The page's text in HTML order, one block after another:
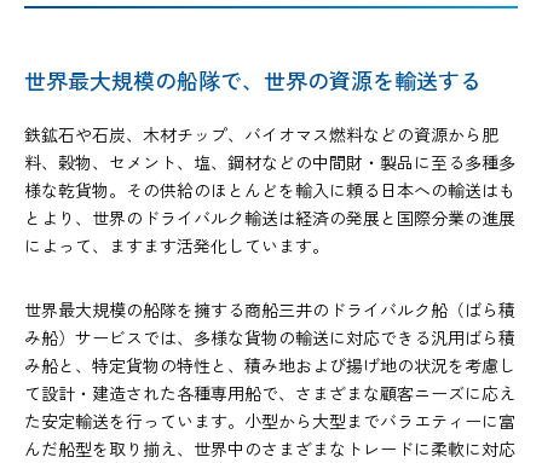
世界最大規模の船隊で、世界の資源を輸送する
鉄鉱石や石炭、木材チップ、バイオマス燃料などの資源から肥
料、穀物、セメント、塩、鋼材などの中間財・製品に至る多種多
様な乾貨物。その供給のほとんどを輸入に頼る日本への輸送はも
とより、世界のドライバルク輸送は経済の発展と国際分業の進展
によって、ますます活発化しています。
世界最大規模の船隊を擁する商船三井のドライバルク船（ばら積
み船）サービスでは、多様な貨物の輸送に対応できる汎用ばら積
み船と、特定貨物の特性と、積み地および揚げ地の状況を考慮し
て設計・建造された各種専用船で、さまざまな顧客ニーズに応え
た安定輸送を行っています。小型から大型までバラエティーに富
んだ船型を取り揃え、世界中のさまざまなトレードに柔軟に対応